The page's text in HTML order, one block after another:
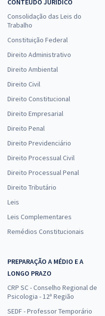
Consolidação das Leis do
Trabalho
Constituição Federal
Direito Administrativo
Direito Ambiental
Direito Civil
Direito Constitucional
Direito Empresarial
Direito Penal
Direito Previdenciário
Direito Processual Civil
Direito Processual Penal
Direito Tributário
Leis
Leis Complementares
Remédios Constitucionais
PREPARAÇÃO A MÉDIO E A
LONGO PRAZO
CRP SC - Conselho Regional de
Psicologia - 12ª Região
SEDF - Professor Temporário